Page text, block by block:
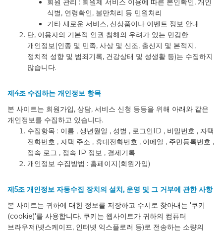
회원 관리 : 회원제 서비스 이용에 따른 본인확인, 개인
식별, 연령확인, 불만처리 등 민원처리
기타 새로운 서비스, 신상품이나 이벤트 정보 안내
단, 이용자의 기본적 인권 침해의 우려가 있는 민감한
개인정보(인종 및 민족, 사상 및 신조, 출신지 및 본적지,
정치적 성향 및 범죄기록, 건강상태 및 성생활 등)는 수집하지
않습니다.
제4조 수집하는 개인정보 항목
본 사이트는 회원가입, 상담, 서비스 신청 등등을 위해 아래와 같은
개인정보를 수집하고 있습니다.
수집항목 : 이름 , 생년월일 , 성별 , 로그인ID , 비밀번호 , 자택
전화번호 , 자택 주소 , 휴대전화번호 , 이메일 , 주민등록번호 ,
접속 로그 , 접속 IP 정보 , 결제기록
개인정보 수집방법 : 홈페이지(회원가입)
제5조 개인정보 자동수집 장치의 설치, 운영 및 그 거부에 관한 사항
본 사이트는 귀하에 대한 정보를 저장하고 수시로 찾아내는 '쿠키
(cookie)'를 사용합니다. 쿠키는 웹사이트가 귀하의 컴퓨터
브라우저(넷스케이프, 인터넷 익스플로러 등)로 전송하는 소량의